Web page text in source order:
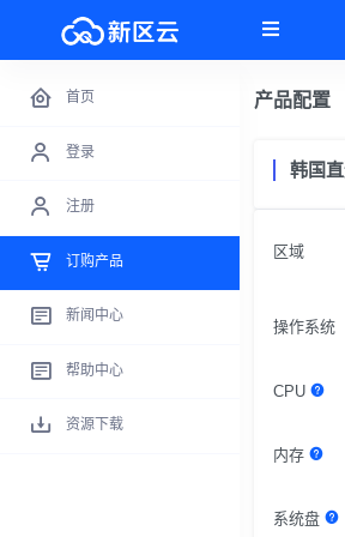
首页
登录
注册
订购产品
新闻中心
帮助中心
资源下载
产品配置
韩国
区域
操作系统
CPU
内存
系统盘